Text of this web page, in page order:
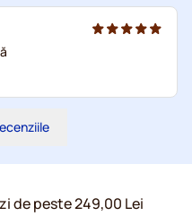
de peste 249,00 Lei